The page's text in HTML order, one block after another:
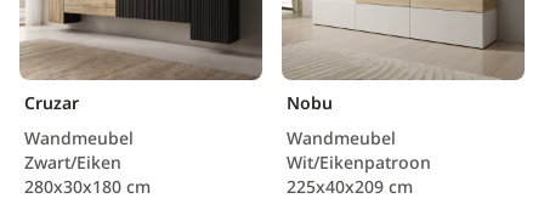
Cruzar
Wandmeubel
Zwart/Eiken
280x30x180 cm
Nobu
Wandmeubel
Wit/Eikenpatroon
225x40x209 cm